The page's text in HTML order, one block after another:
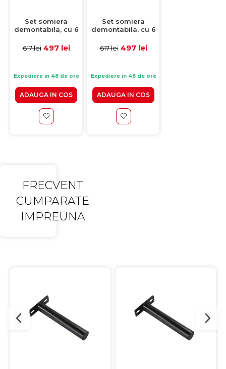
Set somiera
demontabila, cu 6
160x200 cm
617 lei 497 lei
Expediere in 48 de ore
ADAUGA IN COS
Set somiera
demontabila, cu 6
160x200 cm
617 lei 497 lei
Expediere in 48 de ore
ADAUGA IN COS
FRECVENT
CUMPARATE
IMPREUNA